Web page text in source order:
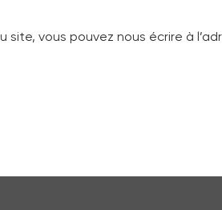
vous pouvez nous écrire à